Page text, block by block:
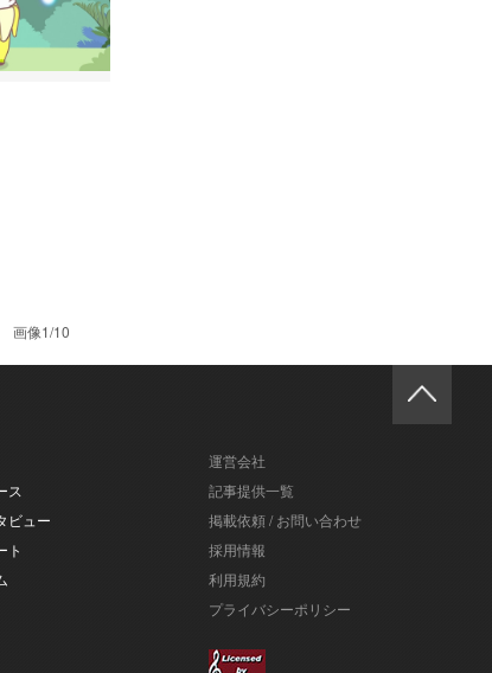
画像1/10
ス
ビュー
ト
運営会社
記事提供一覧
掲載依頼 / お問い合わせ
採用情報
利用規約
プライバシーポリシー